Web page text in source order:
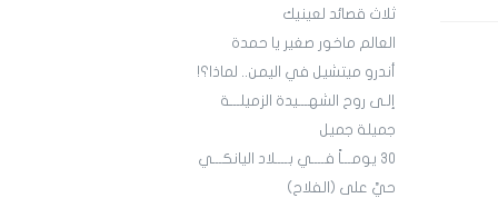
ثلاث قصائد لعينيك
العالم ماخور صغير يا حمدة
أندرو ميتشيل في اليمن.. لماذا؟!
إلـى روح الشهـــيدة الزميلـــة
جميلة جميل
30 يومـــاً فــــي بــــلاد اليانكـــي
حيَّ على (الفلاح)